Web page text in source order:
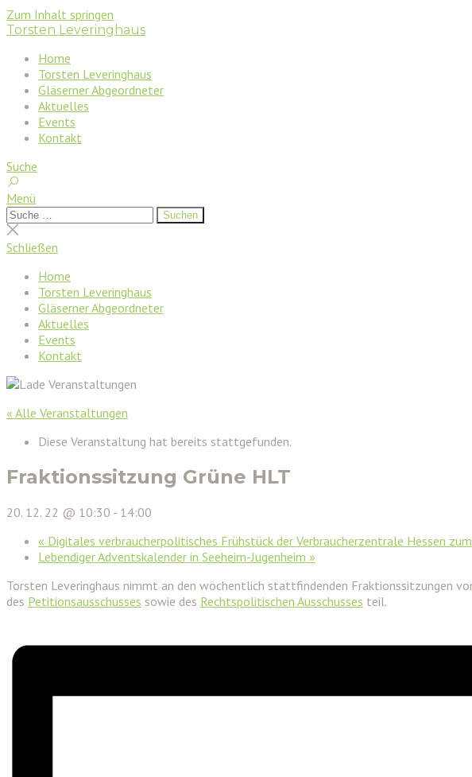
Zum Inhalt springen
Torsten Leveringhaus
Home
Torsten Leveringhaus
Gläserner Abgeordneter
Aktuelles
Events
Kontakt
Suche
Menü
Suchen
nach:
Suchen
Suche
schließen
Schließen
Home
Torsten Leveringhaus
Gläserner Abgeordneter
Aktuelles
Events
Kontakt
« Alle Veranstaltungen
Diese Veranstaltung hat bereits stattgefunden.
Fraktionssitzung Grüne HLT
20. 12. 22 @ 10:30 - 14:00
« Digitales verbraucherpolitisches Frühstück der Verbraucherzentrale Hessen
Lebendiger Adventskalender in Seeheim-Jugenheim »
Torsten Leveringhaus nimmt an den wöchentlich stattfindenden Fraktionssitzungen
des Petitionsausschusses sowie des Rechtspolitischen Ausschusses teil.